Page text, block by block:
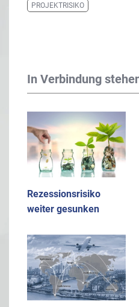
PROJEKTRISIKO
In Verbindung
Rezessionsrisiko
weiter gesunken